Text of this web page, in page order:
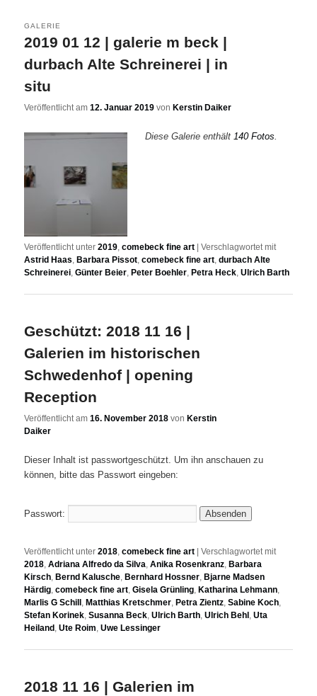
2019 01 12 | galerie m beck |
durbach Alte Schreinerei | in
situ
GALERIE
Veröffentlicht am12. Januar 2019 von Kerstin Daiker
Diese Galerie enthält140 Fotos.
Veröffentlicht unter 2019 ,comebeck fine art |Verschlagwortet mit
Astrid Haas ,Barbara Pissot ,comebeck fine art ,durbach Alte
Schreinerei ,Günter Beier ,Peter Boehler ,Petra Heck ,Ulrich Barth
Geschützt: 2018 11 16 |
Galerien im historischen
Schwedenhof | opening
Reception
Veröffentlicht am16. November 2018 von Kerstin
Daiker
Dieser Inhalt ist passwortgeschützt. Um ihn anschauen zu
können, bitte das Passwort eingeben:
Passwort:
Veröffentlicht unter 2018 ,comebeck fine art |Verschlagwortet mit
2018 ,Adriana Alfredo da Silva ,Anika Rosenkranz ,Barbara
Kirsch ,Bernd Kalusche ,Bernhard Hossner ,Bjarne Madsen
Härdig ,comebeck fine art ,Gisela Grünling ,Katharina Lehmann
Marlis G Schill ,Matthias Kretschmer ,Petra Zientz ,Sabine Koch
Stefan Korinek ,Susanna Beck ,Ulrich Barth ,Ulrich Behl ,Uta
Heiland ,Ute Roim ,Uwe Lessinger
2018 11 16 | Galerien im